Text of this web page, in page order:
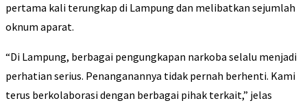
pertama kali terungkap di Lampung dan melibatkan sejumlah
oknum aparat.
“Di Lampung, berbagai pengungkapan narkoba selalu menjadi
perhatian serius. Penanganannya tidak pernah berhenti. Kami
terus berkolaborasi dengan berbagai pihak terkait,” jelas